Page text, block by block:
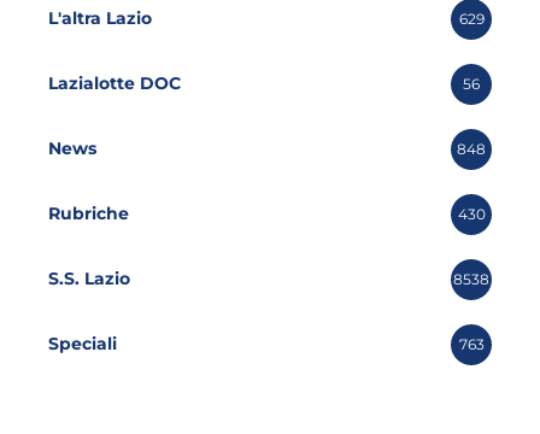
L'altra Lazio 629
Lazialotte DOC 56
News 848
Rubriche 430
S.S. Lazio 8538
Speciali 763